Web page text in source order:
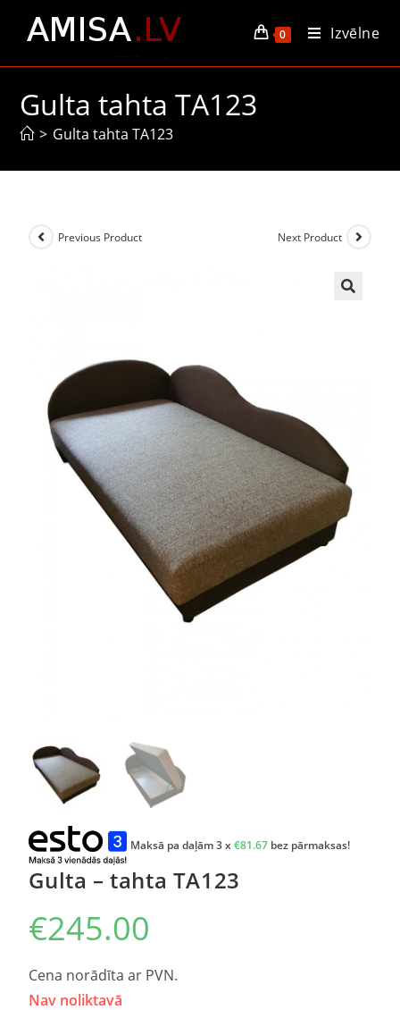
0 Izvēlne
Gulta tahta TA123
> Gulta tahta TA123
Previous Product Next Product
Maksā pa daļām 3 x€81.67 bez pārmaksas!
Gulta – tahta TA123
€245.00
Cena norādīta ar PVN.
Nav noliktavā